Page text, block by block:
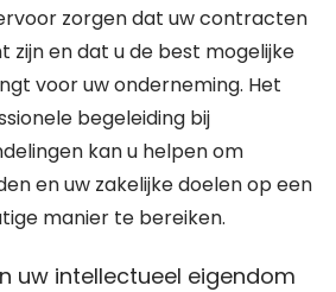
zorgen dat uw contracten
zijn en dat u de best mogelijke
voor uw onderneming. Het
begeleiding bij
kan u helpen om
en uw zakelijke doelen op een
manier te bereiken.
uw intellectueel eigendom